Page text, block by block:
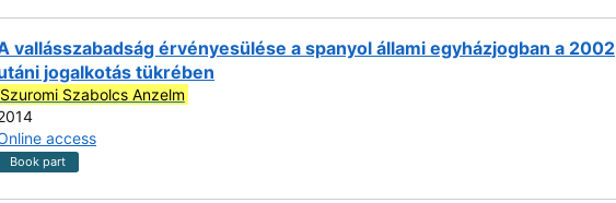
vallásszabadság érvényesülése a spanyol állami egyházjogban a 2002
jogalkotás tükrében
Szuromi Szabolcs Anzelm
access
Book part